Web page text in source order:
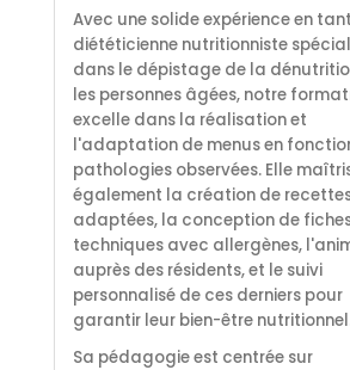
Avec une solide expérience en
diététicienne nutritionniste
dans le dépistage de la
les personnes âgées, notre
excelle dans la réalisation et
l'adaptation de menus en
pathologies observées. Elle
également la création de
adaptées, la conception de
techniques avec allergènes,
auprès des résidents, et le suivi
personnalisé de ces derniers pour
garantir leur bien-être
Sa pédagogie est centrée sur